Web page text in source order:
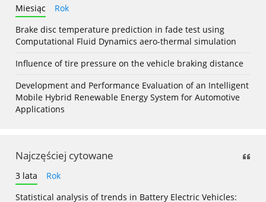
Miesiąc
Rok
Brake disc temperature prediction in fade test using
Computational Fluid Dynamics aero-thermal simulation
Influence of tire pressure on the vehicle braking distance
Development and Performance Evaluation of an Intelligent
Mobile Hybrid Renewable Energy System for Automotive
Applications
Najczęściej cytowane
3 lata
Rok
Statistical analysis of trends in Battery Electric Vehicles: